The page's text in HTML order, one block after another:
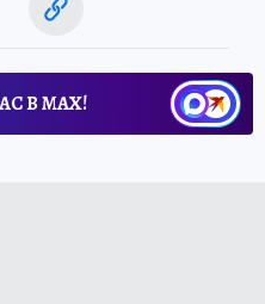
В МАХ!